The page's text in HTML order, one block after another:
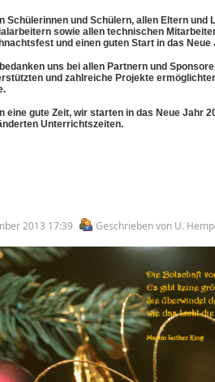
Schülerinnen und Schülern, allen Eltern und
sowie allen technischen
und einen guten Start in das Neue
uns bei allen Partnern und
und zahlreiche Projekte
eine gute Zeit, wir starten in das Neue Jahr
Unterrichtszeiten.
2013 17:39 Geschrieben von U.